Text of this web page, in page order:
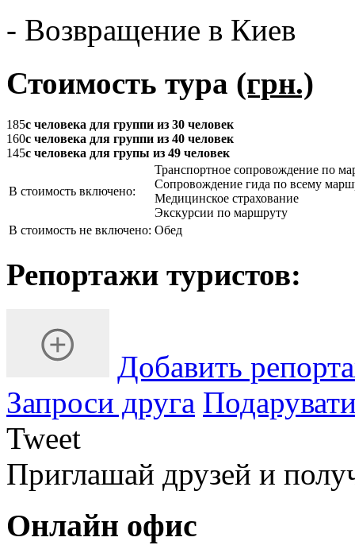
- Возвращение в Киев
Стоимость тура (грн.)
185с человека для группи из 30 человек
160с человека для группи из 40 человек
145с человека для групы из 49 человек
В стоимость включено:
Транспортное сопровождение по
Сопровождение гида по всему
Медицинское страхование
Экскурсии по маршруту
В стоимость не включено: Обед
Репортажи туристов:
Добавить
Запроси друга
Tweet
Приглашай друзей и
Онлайн офис